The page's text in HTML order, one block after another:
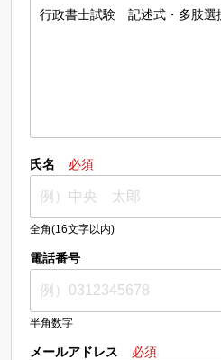
氏名 必須
全角(16文字以内)
電話番号
半角数字
メールアドレス 必須